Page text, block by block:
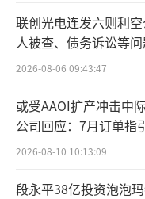
霸王茶姬刚
茶颜悦色已经在
观察下来会发现
的地方。
联创光电连发六则利
人被查、债务诉讼等
所曾出具“保留意见”
2026-08-06 09:43:47
或受AAOI扩产冲击中
公司回应：7月订单指
2026-08-10 10:13:09
段永平38亿投资泡泡